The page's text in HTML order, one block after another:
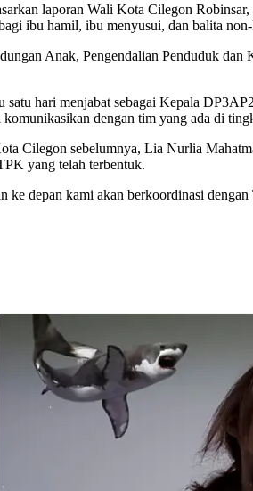
laporan Wali Kota Cilegon
ibu hamil, ibu menyusui, dan balita
Anak, Pengendalian Penduduk
satu hari menjabat sebagai Kepala
dengan tim yang ada di
Cilegon sebelumnya, Lia Nurlia
yang telah terbentuk.
depan kami akan berkoordinasi